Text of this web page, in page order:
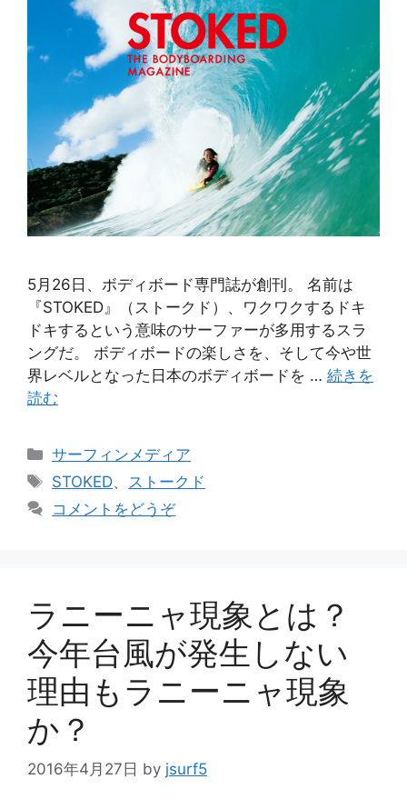
5月26日、ボディボード専門誌が創刊。 名前は
『STOKED』（ストークド）、ワクワクするドキ
ドキするという意味のサーファーが多用するスラ
ングだ。 ボディボードの楽しさを、そして今や世
界レベルとなった日本のボディボードを … 続きを
読む
カ
テ
リ
サーフィンメディア
タ
STOKED、
ストークド
コメントをどうぞ
ラニーニャ現象とは？
今年台風が発生しない
理由もラニーニャ現象
か？
2016年4月27日 by jsurf5